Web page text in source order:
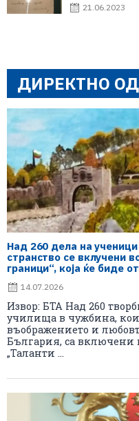
21.06.2023
ДИРЕКТНО
Над 260 дела на
странство се вклучени
граници“, која ќе биде
14.07.2026
Извор: БТА Над 260
училища в чужбина,
въображението и
България, са включени
„Таланти ...